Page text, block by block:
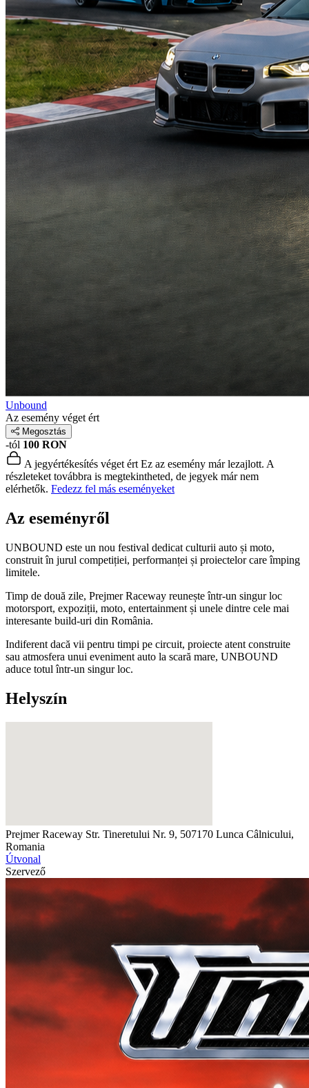
Unbound
Az esemény véget ért
Megosztás
-tól 100 RON
A jegyértékesítés véget ért Ez az esemény már lezajlott. A
részleteket továbbra is megtekintheted, de jegyek már nem
elérhetők. Fedezz fel más eseményeket
Az eseményről
UNBOUND este un nou festival dedicat culturii auto și moto,
construit în jurul competiției, performanței și proiectelor care împing
limitele.
Timp de două zile, Prejmer Raceway reunește într-un singur loc
motorsport, expoziții, moto, entertainment și unele dintre cele mai
interesante build-uri din România.
Indiferent dacă vii pentru timpi pe circuit, proiecte atent construite
sau atmosfera unui eveniment auto la scară mare, UNBOUND
aduce totul într-un singur loc.
Helyszín
Prejmer Raceway Str. Tineretului Nr. 9, 507170 Lunca Câlnicului,
Romania
Útvonal
Szervező